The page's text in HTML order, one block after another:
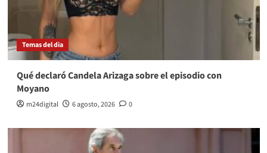
Temas del dia
Qué declaró Candela Arizaga sobre el episodio con
Moyano
m24digital 6 agosto, 2026 0